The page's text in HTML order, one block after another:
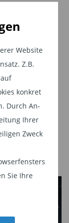
Website
Z.B.
konkret
Durch An-
Ihrer
Zweck
Sie Ihre
ETFs.
Sie
Fonds-
besten
wichtiger
Liste der
ist lang.
Nein.
Denken.
verpasst
ist der